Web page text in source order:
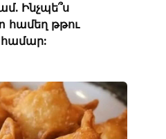
Ինչպե՞ս
թթու
համար: